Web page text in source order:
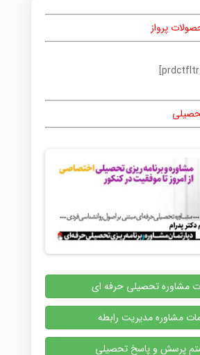
پرواز
مشاوره تحصیلی حرفه ای
مشاوره مدیریت رابطه
پرسش و پاسخ تحصیلی